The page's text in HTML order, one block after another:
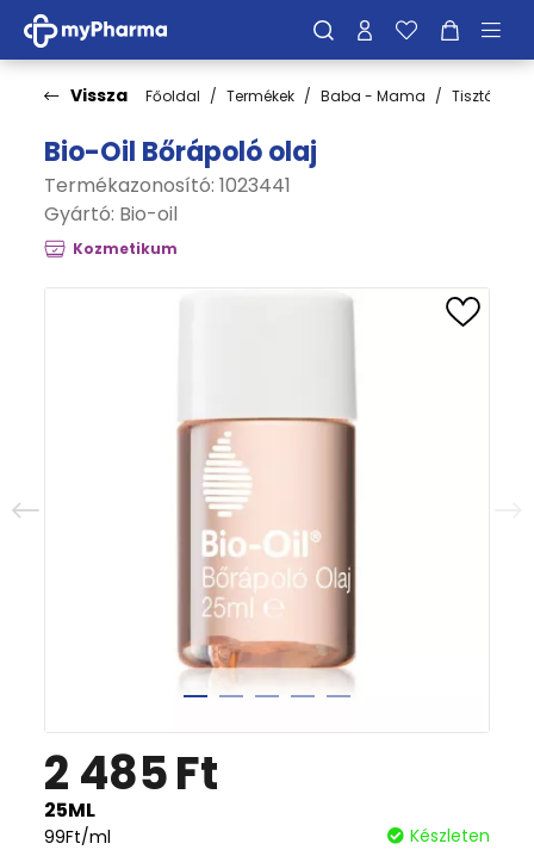
Vissza Főoldal Termékek Baba - Mama
Bio-Oil Bőrápoló olaj
Termékazonosító: 1023441
Gyártó: Bio-oil
Kozmetikum
2 485Ft
25ML
99Ft/ml Készleten